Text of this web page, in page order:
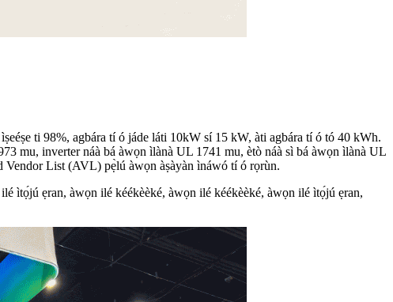
ti 98%, agbára tí ó jáde láti 10kW sí 15 kW, àti agbára tí ó tó 40 kWh.
mu, inverter náà bá àwọn ìlànà UL 1741 mu, ètò náà sì bá àwọn ìlànà UL
List (AVL) pẹ̀lú àwọn àṣàyàn ìnáwó tí ó rọrùn.
ìtọ́jú ẹran, àwọn ilé kéékèèké, àwọn ilé kéékèèké, àwọn ilé ìtọ́jú ẹran,